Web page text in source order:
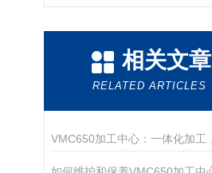
相关文章
RELATED ARTICLES